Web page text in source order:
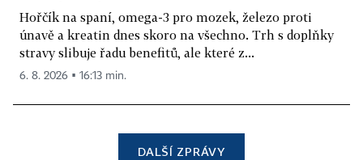
Hořčík na spaní, omega-3 pro mozek, železo proti
únavě a kreatin dnes skoro na všechno. Trh s doplňky
stravy slibuje řadu benefitů, ale které z...
6. 8. 2026 ▪ 16:13 min.
DALŠÍ ZPRÁVY